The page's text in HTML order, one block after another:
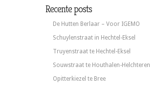
Recente posts
De Hutten Berlaar – Voor IGEMO
Schuylenstraat in Hechtel-Eksel
Truyenstraat te Hechtel-Eksel
Souwstraat te Houthalen-Helchteren
Opitterkiezel te Bree